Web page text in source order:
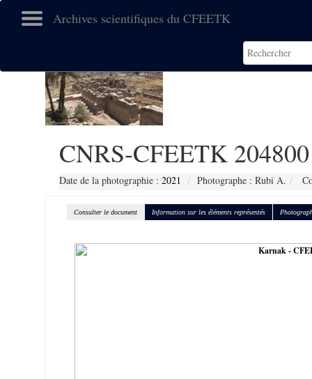
Archives scientifiques du CFEETK
CNRS-CFEETK 204800
Date de la photographie : 2021 Photographe : Rubi A.
Consulter le document Information sur les éléments représentés